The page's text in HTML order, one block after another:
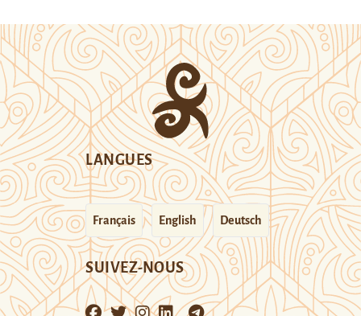
LANGUES
Français English Deutsch
SUIVEZ-NOUS